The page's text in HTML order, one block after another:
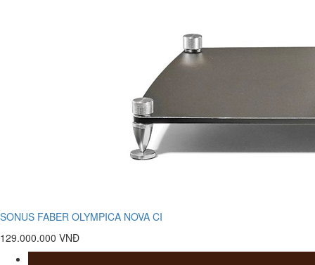
SONUS FABER OLYMPICA NOVA CI
129.000.000 VNĐ